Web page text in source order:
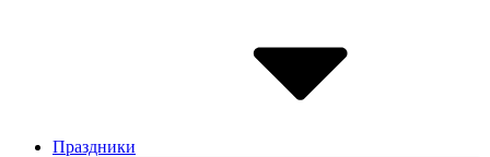
Праздники